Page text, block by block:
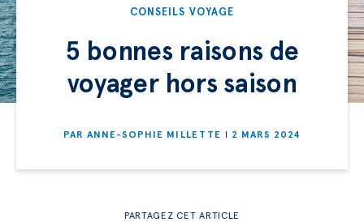
CONSEILS VOYAGE
5 bonnes raisons de
voyager hors saison
PAR ANNE-SOPHIE MILLETTE 2 MARS 2024
PARTAGEZ CET ARTICLE